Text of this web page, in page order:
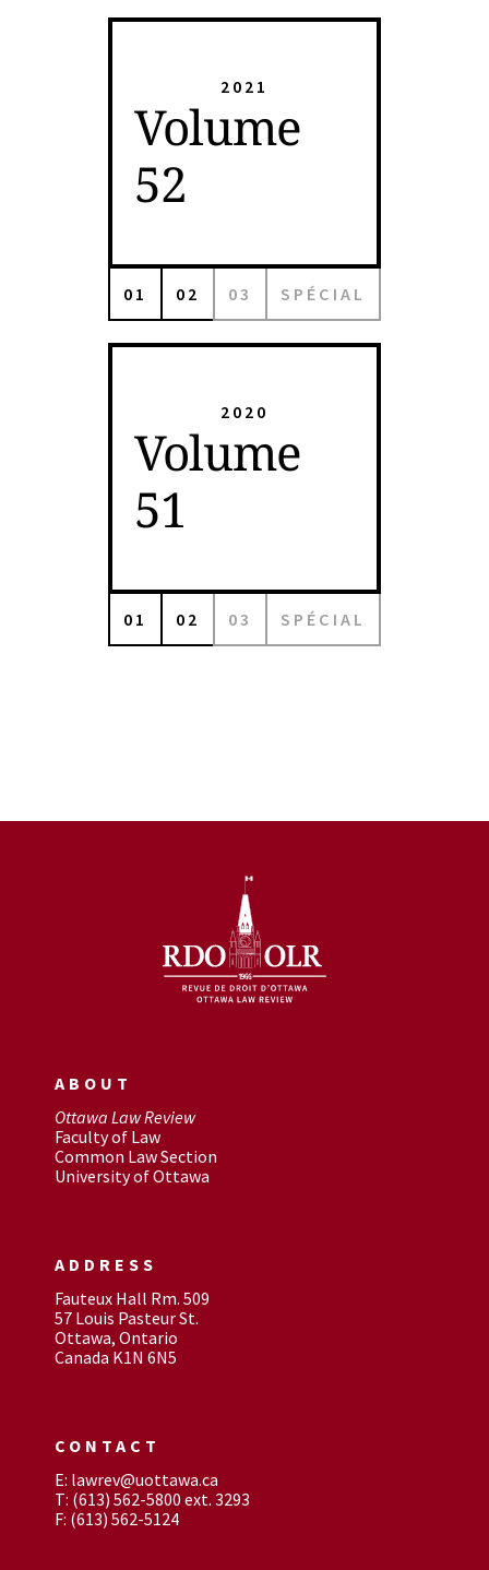
2021
Volume
52
01 02 03 SPÉCIAL
2020
Volume
51
01 02 03 SPÉCIAL
ABOUT
Ottawa Law Review
Faculty of Law
Common Law Section
University of Ottawa
ADDRESS
Fauteux Hall Rm. 509
57 Louis Pasteur St.
Ottawa, Ontario
Canada K1N 6N5
CONTACT
E: lawrev@uottawa.ca
T: (613) 562-5800 ext. 3293
F: (613) 562-5124